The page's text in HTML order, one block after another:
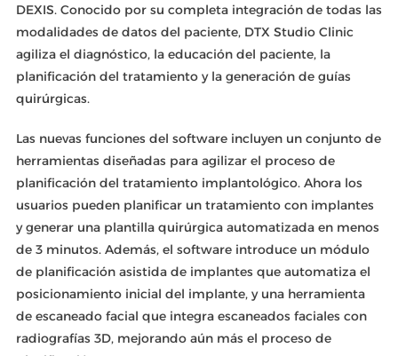
DEXIS. Conocido por su completa integración de todas las
modalidades de datos del paciente, DTX Studio Clinic
agiliza el diagnóstico, la educación del paciente, la
planificación del tratamiento y la generación de guías
quirúrgicas.
Las nuevas funciones del software incluyen un conjunto de
herramientas diseñadas para agilizar el proceso de
planificación del tratamiento implantológico. Ahora los
usuarios pueden planificar un tratamiento con implantes
y generar una plantilla quirúrgica automatizada en menos
de 3 minutos. Además, el software introduce un módulo
de planificación asistida de implantes que automatiza el
posicionamiento inicial del implante, y una herramienta
de escaneado facial que integra escaneados faciales con
radiografías 3D, mejorando aún más el proceso de